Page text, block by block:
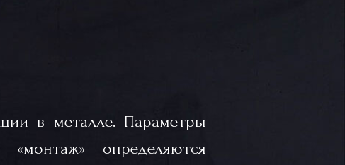
в металле. Параметры
«монтаж» определяются